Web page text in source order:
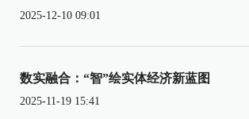
2025-12-10 09:01
数实融合：“智”绘实体经济新蓝图
2025-11-19 15:41